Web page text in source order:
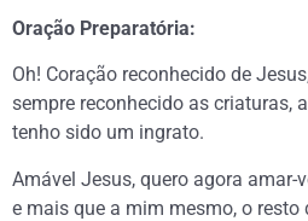
Oração Preparatória:
Oh! Coração reconhecido de
sempre reconhecido as criaturas,
tenho sido um ingrato.
Amável Jesus, quero agora amar-
e mais que a mim mesmo, o resto